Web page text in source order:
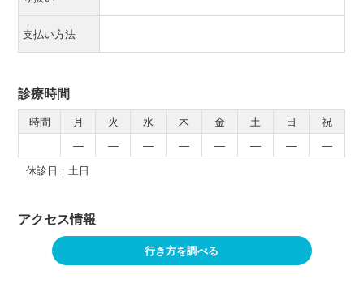
支払い方法
診療時間
時間 月 火 水 木 金 土 日
祝
―
― ― ― ― ― ―
―
休診日：土日
アクセス情報
行き方を調べる